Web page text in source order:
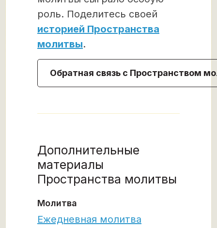
роль. Поделитесь своей
историей Пространства
молитвы.
Обратная связь с Пространством
Дополнительные
материалы
Пространства молитвы
Молитва
Ежедневная молитва